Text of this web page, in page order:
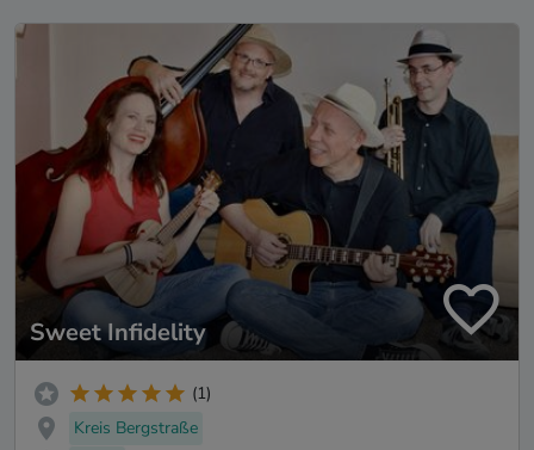
Sweet Infidelity
(1)
Kreis Bergstraße